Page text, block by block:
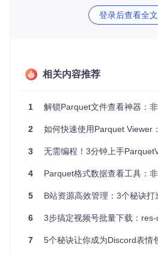
就曾因为等待用户行为数据，错过了
杂，让人望而却步。
e"→"Open"选择文件，或直接拖拽
于数据本身而非技术配置 🚀
2. 数据表格化：让复杂结构一目了然
工具会自动将Parquet文件解析为直
自动转换为易读格式，嵌套数据也会
解"列存储"等专业术语，就像查看
作说明见docs/quickstart.md
登录后查看全文
相关内容推荐
1 解锁Parquet文件查看神器：非技
2 如何快速使用Parquet Viewer：浏览器中查
3 无需编程！3分钟上手
4 Parquet格式数据查看工具：非技术人
5 B站资源高效管理：3个秘诀
6 3步搞定视频号批量下载：
7 5个秘诀让你成为Discord表情